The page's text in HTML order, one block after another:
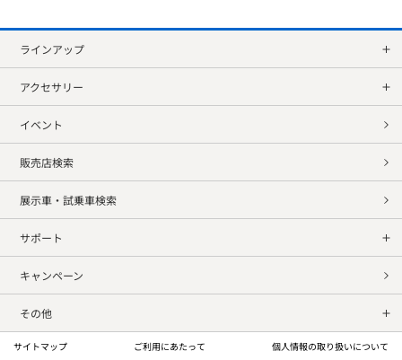
ラインアップ
アクセサリー
イベント
販売店検索
展示車・試乗車検索
サポート
キャンペーン
その他
サイトマップ ご利用にあたって 個人情報の取り扱いについて